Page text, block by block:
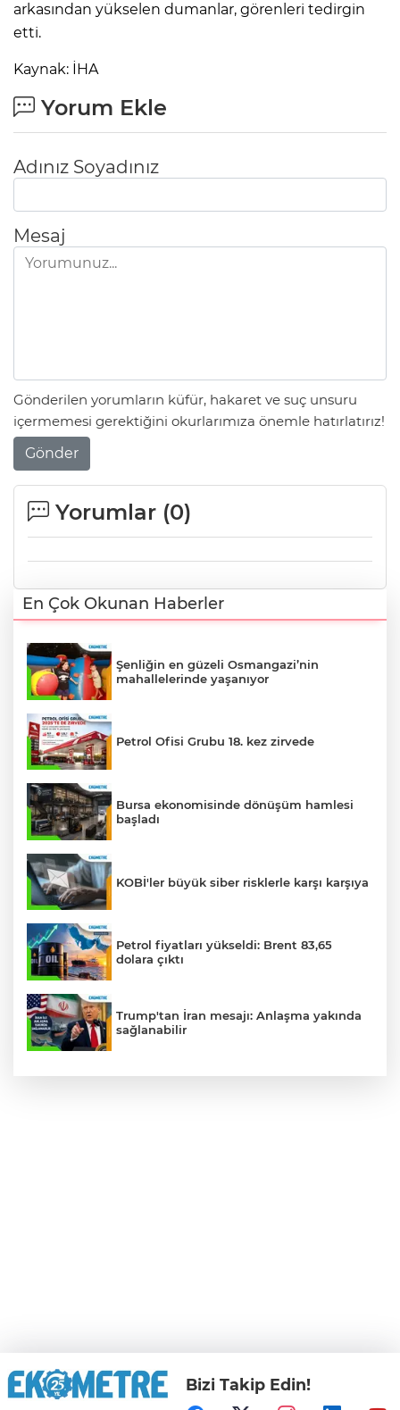
arkasından yükselen dumanlar, görenleri tedirgin
etti.
Kaynak: İHA
Yorum Ekle
Adınız Soyadınız
Mesaj
Gönderilen yorumların küfür, hakaret ve suç unsuru
içermemesi gerektiğini okurlarımıza önemle hatırlatırız!
Gönder
Yorumlar (0)
En Çok Okunan Haberler
Şenliğin en güzeli Osmangazi’nin
mahallelerinde yaşanıyor
Petrol Ofisi Grubu 18. kez zirvede
Bursa ekonomisinde dönüşüm hamlesi
başladı
KOBİ'ler büyük siber risklerle karşı karşıya
Petrol fiyatları yükseldi: Brent 83,65
dolara çıktı
Trump'tan İran mesajı: Anlaşma yakında
sağlanabilir
Bizi Takip Edin!